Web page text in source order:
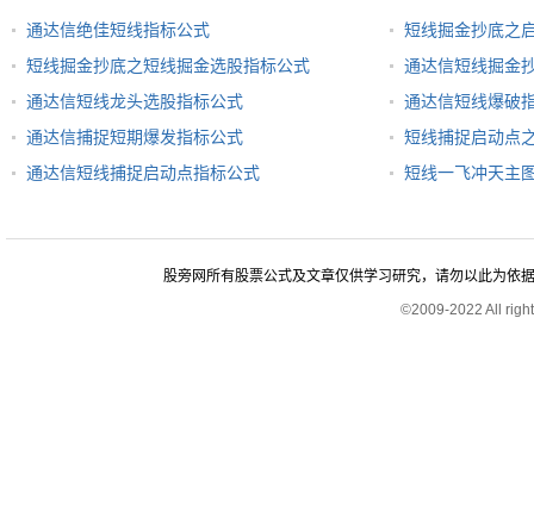
通达信绝佳短线指标公式
短线掘金抄底之
短线掘金抄底之短线掘金选股指标公式
通达信短线掘金
通达信短线龙头选股指标公式
通达信短线爆破
通达信捕捉短期爆发指标公式
短线捕捉启动点
通达信短线捕捉启动点指标公式
短线一飞冲天主
股旁网所有股票公式及文章仅供学习研究，请勿以此为依
©2009-2022 All